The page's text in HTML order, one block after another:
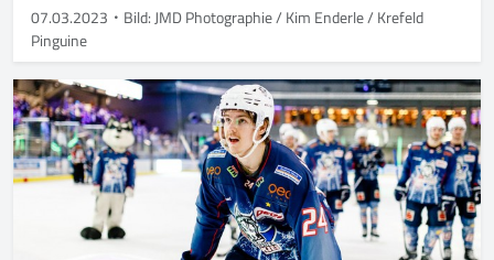
07.03.2023
Bild: JMD Photographie / Kim Enderle / Krefeld
Pinguine